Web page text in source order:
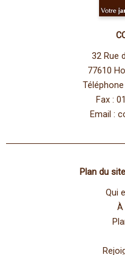
32 Rue
77610
Fax :
Email :
Plan du
Qui
À